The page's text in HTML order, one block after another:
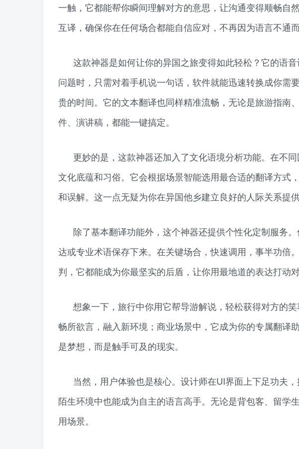
一触，它都能帮你瞬间理解对方的意思，让沟通变得顺畅自
互译，确保你在任何场合都能自信应对，不再因为语言不通而
这款神器是如何让你的异国之旅变得如此轻松？它的语
问题时，只需对着手机说一句话，软件就能迅速转换成你需
贵的时间。它的文本翻译也同样精准流畅，无论是旅游指南
件、演讲稿，都能一键搞定。
更妙的是，这款神器还加入了文化语境分析功能。在不
文化底蕴和习俗。它会根据场景智能选用最合适的翻译方式
和误解。这一点无疑为你在异国他乡建立良好的人际关系提供
除了基本翻译功能外，这个神器还提供个性化定制服务
达或专业术语保存下来。在关键场合，快速调用，事半功倍
判，它都能成为你最坚实的后盾，让你用最地道的表达打动对
想象一下，旅行中你用它帮导游解说，轻松获得对方的
畅所欲言，融入新环境；商业场景中，它成为你的专属翻译
是梦想，而是触手可及的现实。
当然，用户体验也是核心。设计师在UI界面上下足功夫
陌生环境中也能成为自主的语言高手。无论是背包客、留学
用场景。